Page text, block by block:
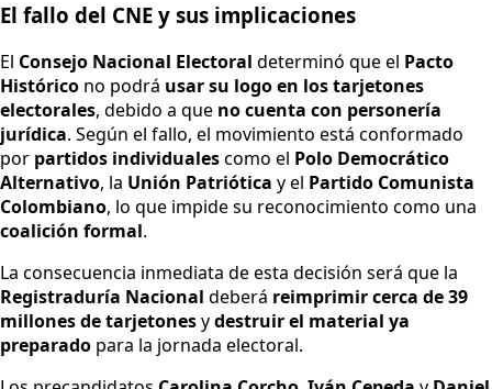
El fallo del CNE y sus implicaciones
El Consejo Nacional Electoral determinó que el Pacto
Histórico no podrá usar su logo en los tarjetones
electorales, debido a que no cuenta con personería
jurídica. Según el fallo, el movimiento está conformado
por partidos individualescomo el Polo Democrático
Alternativo, la Unión Patriótica y el Partido Comunista
Colombiano, lo que impide su reconocimiento como una
coalición formal.
La consecuencia inmediata de esta decisión será que la
Registraduría Nacional deberá reimprimir cerca de 39
millones de tarjetonesydestruir el material ya
preparado para la jornada electoral.